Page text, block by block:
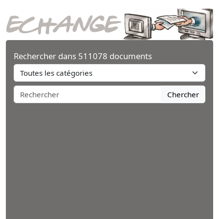
Rechercher dans 511078 documents
Chercher